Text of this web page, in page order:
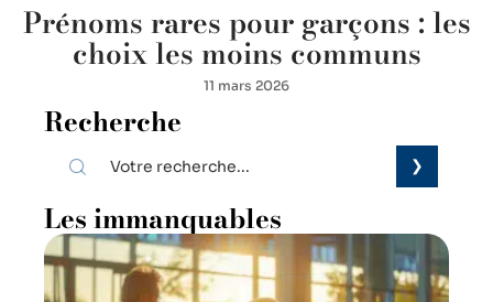
Prénoms rares pour garçons : les
choix les moins communs
11 mars 2026
Recherche
Les immanquables